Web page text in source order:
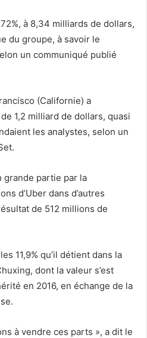
à 8,34 milliards de dollars,
du groupe, à savoir le
un communiqué publié
(Californie) a
1,2 milliard de dollars, quasi
les analystes, selon un
grande partie par la
d’Uber dans d’autres
de 512 millions de
11,9% qu’il détient dans la
dont la valeur s’est
en 2016, en échange de la
à vendre ces parts », a dit le